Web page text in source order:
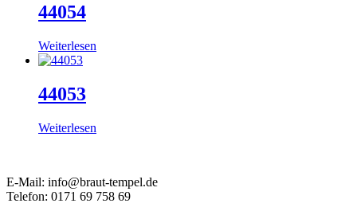
44054
Weiterlesen
44053
Weiterlesen
E-Mail: info@braut-tempel.de
Telefon: 0171 69 758 69